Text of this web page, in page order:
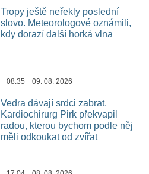
Tropy ještě neřekly poslední
slovo. Meteorologové oznámili,
kdy dorazí další horká vlna
08:35 09. 08. 2026
Vedra dávají srdci zabrat.
Kardiochirurg Pirk překvapil
radou, kterou bychom podle něj
měli odkoukat od zvířat